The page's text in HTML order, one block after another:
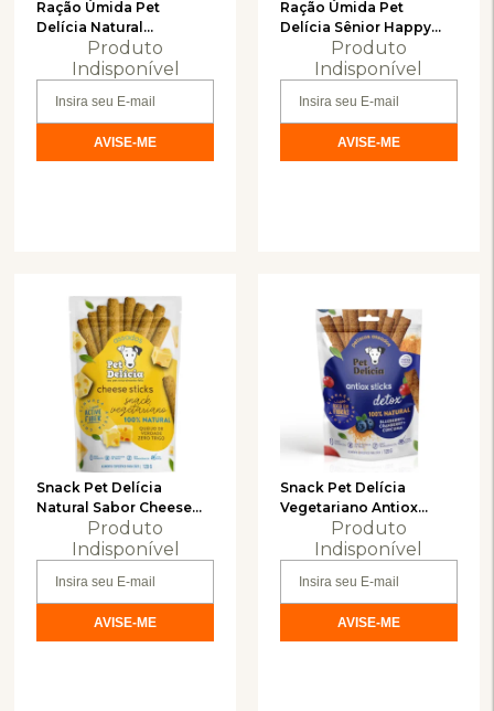
Ração Úmida Pet
Delícia Natural
Picadinho de Carne para
Gatos 110g
Produto
Indisponível
Ração Úmida Pet
Delícia Sênior Happy
Oldies 7+ para Gatos
320g
Produto
Indisponível
Snack Pet Delícia
Natural Sabor Cheese
Sticks para Cães 120g
Produto
Indisponível
Snack Pet Delícia
Vegetariano Antiox
Blueberry para Cães
Produto
Indisponível